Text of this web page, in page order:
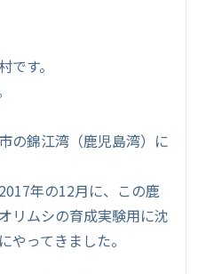
す。
の錦江湾（鹿児島湾）に
年の12月に、この鹿
リムシの育成実験用に沈
やってきました。